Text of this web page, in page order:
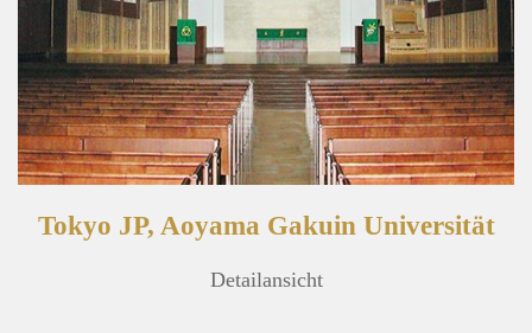
Tokyo JP, Aoyama Gakuin Universität
Detailansicht